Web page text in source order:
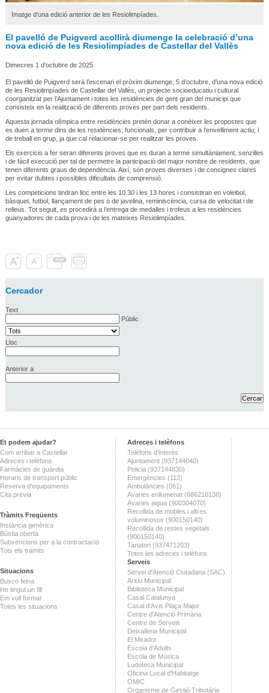
Imatge d'una edició anterior de les Resiolimpíades.
El pavelló de Puigverd acollirà diumenge la celebració d’una
nova edició de les Resiolimpíades de Castellar del Vallès
Dimecres 1 d'octubre de 2025
El pavelló de Puigverd serà l’escenari el pròxim diumenge, 5 d’octubre, d’una nova edició
de les Resiolimpíades de Castellar del Vallès, un projecte socioeducatiu i cultural
coorganitzat per l’Ajuntament i totes les residències de gent gran del municipi que
consisteix en la realització de diferents proves per part dels residents.
Aquesta jornada olímpica entre residències pretén donar a conèixer les propostes que
es duen a terme dins de les residències; funcionals, per contribuir a l’envelliment actiu; i
de treball en grup, ja que cal relacionar-se per realitzar les proves.
Els exercicis a fer seran diferents proves que es duran a terme simultàniament, senzilles
i de fàcil execució per tal de permetre la participació del major nombre de residents, que
tenen diferents graus de dependència. Així, són proves diverses i de consignes clares
per evitar dubtes i possibles dificultats de comprensió.
Les competicions tindran lloc entre les 10.30 i les 13 hores i consistiran en voleibol,
bàsquet, futbol, llançament de pes o de javelina, reminiscència, cursa de velocitat i de
relleus. Tot seguit, es procedirà a l’entrega de medalles i trofeus a les residències
guanyadores de cada prova i de les mateixes Resiolimpíades.
Cercador
Text
Públic
Lloc
Anterior a
Et podem ajudar?
Com arribar a Castellar
Adreces i telèfons
Farmàcies de guàrdia
Horaris de transport públic
Reserva d'equipaments
Cita prèvia
Tràmits Freqüents
Instància genèrica
Bústia oberta
Subvencions per a la contractació
Tots els tràmits
Situacions
Busco feina
He tingut un fill
Em vull formar
Totes les situacions
Adreces i telèfons
Telèfons d'interès
Ajuntament (937144040)
Policia (937144830)
Emergències (112)
Ambulàncies (061)
Avaries enllumenat (686216138)
Avaries aigua (900304070)
Recollida de mobles i altres
voluminosos (900150140)
Recollida de restes vegetals
(900150140)
Tanatori (937471203)
Totes les adreces i telèfons
Serveis
Servei d'Atenció Ciutadana (SAC)
Arxiu Municipal
Biblioteca Municipal
Casal Catalunya
Casal d'Avis Plaça Major
Centre d'Atenció Primària
Centre de Serveis
Deixalleria Municipal
El Mirador
Escola d'Adults
Escola de Música
Ludoteca Municipal
Oficina Local d'Habitatge
OMIC
Organisme de Gestió Tributària